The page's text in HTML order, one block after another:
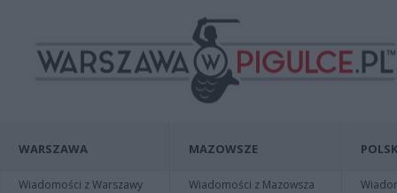
WARSZAWA
Wiadomości z Warszawy
MAZOWSZE
Wiadomości z Mazowsza